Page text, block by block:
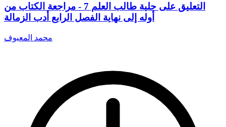
التعليق على حلية طالب العلم 7 - مراجعة الكتاب من
أوله إلى نهاية الفصل الرابع أدب الزمالة
محمد المعيوف